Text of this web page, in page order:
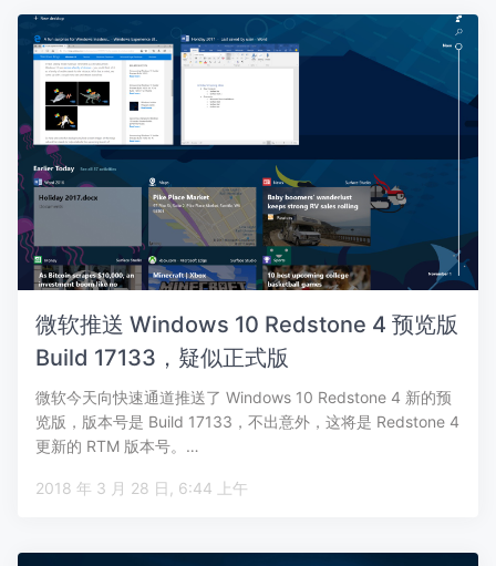
微软推送 Windows 10 Redstone 4 预览版
Build 17133，疑似正式版
微软今天向快速通道推送了 Windows 10 Redstone 4 新的预
览版，版本号是 Build 17133，不出意外，这将是 Redstone 4
更新的 RTM 版本号。…
2018 年 3 月 28 日, 6:44 上午